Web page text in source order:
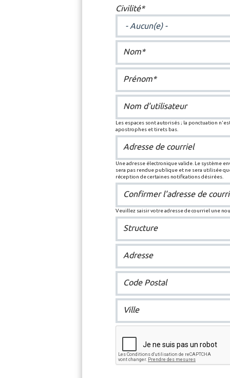
Civilité*
Nom*
Prénom*
Nom d'utilisateur
Les espaces sont autorisés ; la ponctuation
apostrophes et tirets bas.
Adresse de courriel
Une adresse électronique valide. Le système
sera pas rendue publique et ne sera utilisée
réception de certaines notifications désirées.
Confirmer l'adresse de
Veuillez saisir votre adresse de courriel une
Structure
Adresse
Code Postal
Ville